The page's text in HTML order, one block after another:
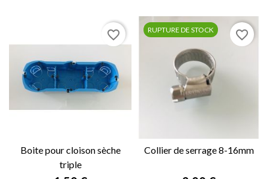
Boite pour cloison sèche
triple
favorite_border
Collier de serrage 8-16mm
RUPTURE DE STOCK favorite_border